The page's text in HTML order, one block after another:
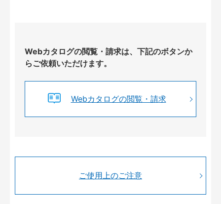
Webカタログの閲覧・請求は、下記のボタンか
らご依頼いただけます。
Webカタログの閲覧・請求
ご使用上のご注意